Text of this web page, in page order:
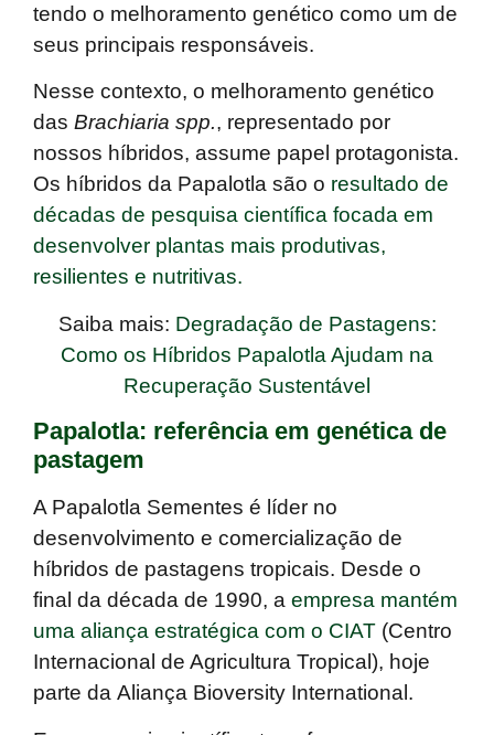
tendo o melhoramento genético como um de
seus principais responsáveis.
Nesse contexto, o melhoramento genético
das Brachiaria spp., representado por
nossos híbridos, assume papel protagonista.
Os híbridos da Papalotla são o resultado de
décadas de pesquisa científica focada em
desenvolver plantas mais produtivas,
resilientes e nutritivas.
Saiba mais: Degradação de Pastagens:
Como os Híbridos Papalotla Ajudam na
Recuperação Sustentável
Papalotla: referência em genética de
pastagem
A Papalotla Sementes é líder no
desenvolvimento e comercialização de
híbridos de pastagens tropicais. Desde o
final da década de 1990, a empresa mantém
uma aliança estratégica com o CIAT (Centro
Internacional de Agricultura Tropical), hoje
parte da Aliança Bioversity International.